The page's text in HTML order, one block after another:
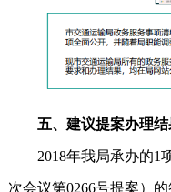
五、建议提案办理
2018年我局承办的1项
次会议第0266号提案）